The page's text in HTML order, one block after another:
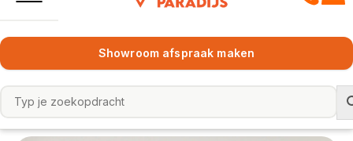
Showroom afspraak maken